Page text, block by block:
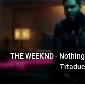
THE WEEKND -